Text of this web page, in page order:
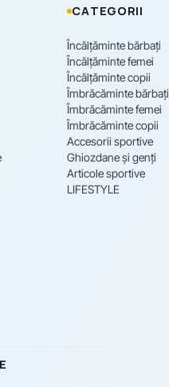
CATEGORII
Încălțăminte bărbați
Încălțăminte femei
Încălțăminte copii
Îmbrăcăminte bărbați
Îmbrăcăminte femei
Îmbrăcăminte copii
Accesorii sportive
Ghiozdane și genți
Articole sportive
LIFESTYLE